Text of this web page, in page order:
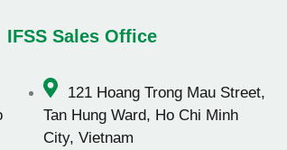
IFSS Sales Office
121 Hoang Trong Mau Street,
Tan Hung Ward, Ho Chi Minh
City, Vietnam